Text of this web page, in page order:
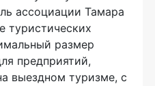
ассоциации Тамара
туристических
размер
предприятий,
выездном туризме, с